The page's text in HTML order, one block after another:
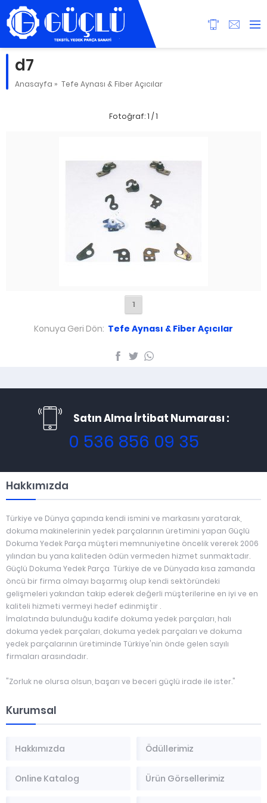
d7
Anasayfa » Tefe Aynası & Fiber Açıcılar
Fotoğraf: 1 / 1
1
Konuya Geri Dön: Tefe Aynası & Fiber Açıcılar
Satın Alma İrtibat Numarası :
0 536 856 09 35
Hakkımızda
Türkiye ve Dünya çapında kendi ismini ve markasını yaratarak,
dokuma makinelerinin yedek parçalarının üretimini yapan Güçlü
Dokuma Yedek Parça müşteri memnuniyetine öncelik vererek 2006
yılından bu yana kaliteden ödün vermeden hizmet sunmaktadır.
Güçlü Dokuma Yedek Parça Türkiye de ve Dünyada kısa zamanda
öncü bir firma olmayı başarmış olup kendi sektöründeki
gelişmeleri yakından takip ederek değerli müşterilerine en iyi ve en
kaliteli hizmeti vermeyi hedef edinmiştir .
İmalatında bulunduğu kadife dokuma yedek parçaları, halı
dokuma yedek parçaları, dokuma yedek parçaları ve dokuma
yedek parçalarının üretiminde Türkiye'nin önde gelen sayılı
firmaları arasındadır.
"Zorluk ne olursa olsun, başarı ve beceri güçlü irade ile ister."
Kurumsal
Hakkımızda Ödüllerimiz
Online Katalog Ürün Görsellerimiz